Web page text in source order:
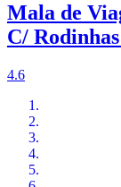
Mala de
C/
4.6